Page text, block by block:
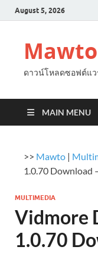
August 5, 2026
Mawto
ดาวน์โหลดซอฟต์แ
MAIN MENU
>> Mawto |
1.0.70 Download
MULTIMEDIA
Vidmore
1.0.70